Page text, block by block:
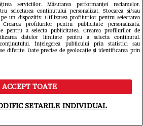
serviciilor. Măsurarea performanței reclamelor.
selectarea conținutului personalizat. Stocarea și/sau
un dispozitiv. Utilizarea profilurilor pentru selectarea
Crearea profilurilor pentru publicitate personalizată.
pentru a selecta publicitatea. Crearea profilurilor de
datelor limitate pentru a selecta conținutul.
Înțelegerea publicului prin statistici sau
diferite. Date precise de geolocație și identificarea prin
ACCEPT TOATE
SETARILE INDIVIDUAL